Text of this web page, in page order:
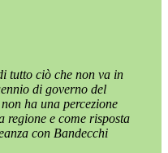
tutto ciò che non va in
di governo del
ha una percezione
regione e come risposta
con Bandecchi